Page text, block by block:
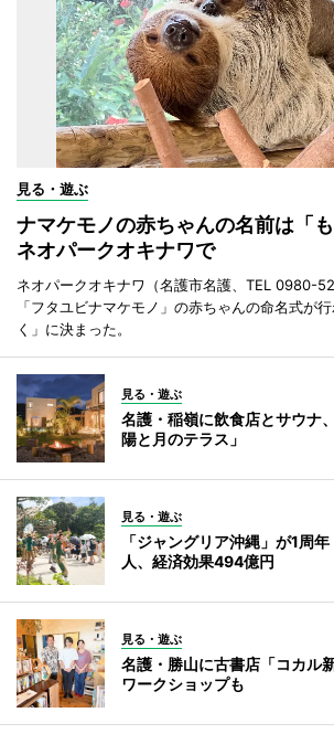
見る・遊ぶ
ナマケモノの赤ちゃんの名前は「
ネオパークオキナワで
ネオパークオキナワ（名護市名護、TEL 0980-
「フタユビナマケモノ」の赤ちゃんの命名式が
く」に決まった。
見る・遊ぶ
名護・稲嶺に飲食店とサウナ
陽と月のテラス」
見る・遊ぶ
「ジャングリア沖縄」が1周
人、経済効果494億円
見る・遊ぶ
名護・勝山に古書店「コカ
ワークショップも